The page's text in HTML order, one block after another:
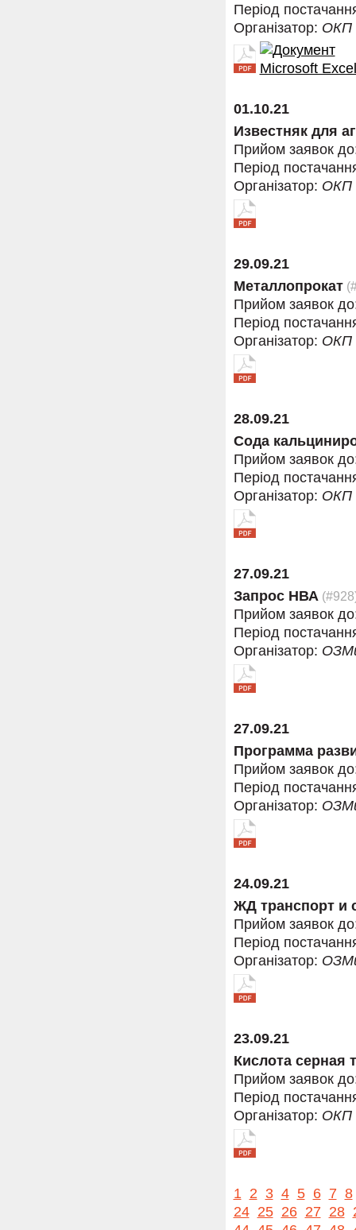
Період
Організатор: ОКП
01.10.21
Известняк для
Прийом заявок
Період
Організатор: ОКП
29.09.21
Металлопрокат
Прийом заявок
Період
Організатор: ОКП
28.09.21
Сода
Прийом заявок
Період
Організатор: ОКП
27.09.21
Запрос НВА
Прийом заявок
Період
Організатор:
27.09.21
Программа
Прийом заявок
Період
Організатор:
24.09.21
ЖД транспорт и
Прийом заявок
Період
Організатор:
23.09.21
Кислота серная
Прийом заявок
Період
Організатор: ОКП
1 2 3 4 5 6 7 8
24 25 26 27 28